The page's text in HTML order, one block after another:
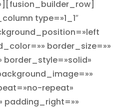
type=»1_1″
border_size=»»
border_style=»solid»
repeat»
padding_right=»»